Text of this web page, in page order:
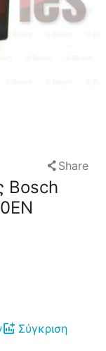
Share
Bosch
Σύγκριση